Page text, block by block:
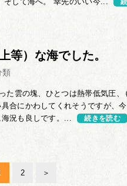
等）な海でした。
類
た雲の塊、ひとつは熱帯低気圧
合にかわしてくれそうですが、
況も良しです。...
続きを読む
2 ＞